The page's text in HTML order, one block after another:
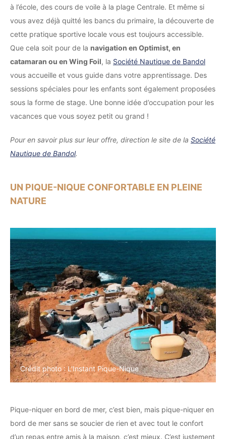
à l’école, des cours de voile à la plage Centrale. Et même si
vous avez déjà quitté les bancs du primaire, la découverte de
cette pratique sportive locale vous est toujours accessible.
Que cela soit pour de la navigation en Optimist, en
catamaran ou en Wing Foil, la Société Nautique de Bandol
vous accueille et vous guide dans votre apprentissage. Des
sessions spéciales pour les enfants sont également proposées
sous la forme de stage. Une bonne idée d’occupation pour les
vacances que vous soyez petit ou grand !
Pour en savoir plus sur leur offre, direction le site de la Société
Nautique de Bandol.
UN PIQUE-NIQUE CONFORTABLE EN PLEINE
NATURE
Crédit photo : L’Instant Pique-Nique
Pique-niquer en bord de mer, c’est bien, mais pique-niquer en
bord de mer sans se soucier de rien et avec tout le confort
d’un repas entre amis à la maison, c’est mieux. C’est justement